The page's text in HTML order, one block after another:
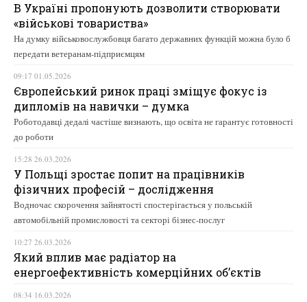
В Україні пропонують дозволити створювати
«військові товариства»
На думку військовослужбовця багато державних функцій можна було б
передати ветеранам-підприємцям
09:17 01.05.2026
Європейський ринок праці зміщує фокус із
дипломів на навички – думка
Роботодавці дедалі частіше визнають, що освіта не гарантує готовності
до роботи
15:28 26.03.2026
У Польщі зростає попит на працівників
фізичних професій – дослідження
Водночас скорочення зайнятості спостерігається у польській
автомобільній промисловості та секторі бізнес-послуг
10:27 26.03.2026
Який вплив має радіатор на
енергоефективність комерційних об’єктів
08:34 16.03.2026